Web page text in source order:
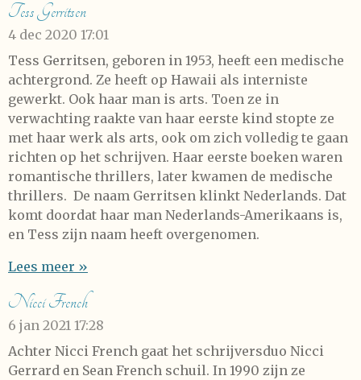
Tess Gerritsen
4 dec 2020 17:01
Tess Gerritsen, geboren in 1953, heeft een medische
achtergrond. Ze heeft op Hawaii als interniste
gewerkt. Ook haar man is arts. Toen ze in
verwachting raakte van haar eerste kind stopte ze
met haar werk als arts, ook om zich volledig te gaan
richten op het schrijven. Haar eerste boeken waren
romantische thrillers, later kwamen de medische
thrillers. De naam Gerritsen klinkt Nederlands. Dat
komt doordat haar man Nederlands-Amerikaans is,
en Tess zijn naam heeft overgenomen.
Lees meer »
Nicci French
6 jan 2021 17:28
Achter Nicci French gaat het schrijversduo Nicci
Gerrard en Sean French schuil. In 1990 zijn ze